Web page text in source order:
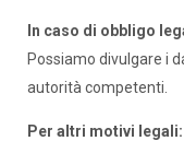
In caso di obbligo
Possiamo divulgare i
autorità competenti.
Per altri motivi legali: